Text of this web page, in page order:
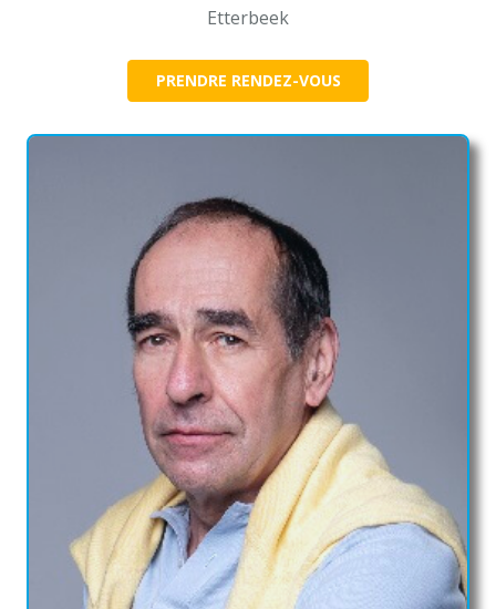
Etterbeek
PRENDRE RENDEZ-VOUS